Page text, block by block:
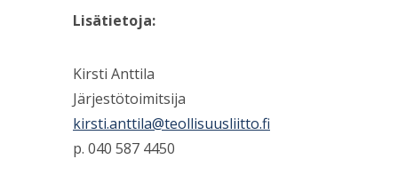
Lisätietoja:
Kirsti Anttila
Järjestötoimitsija
kirsti.anttila@teollisuusliitto.fi
p. 040 587 4450